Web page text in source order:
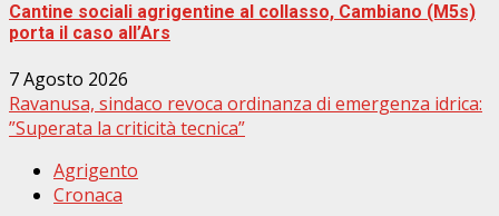
Cantine sociali agrigentine al collasso, Cambiano (M5s)
porta il caso all’Ars
7 Agosto 2026
Ravanusa, sindaco revoca ordinanza di emergenza idrica:
”Superata la criticità tecnica”
Agrigento
Cronaca